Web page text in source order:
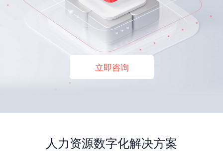
立即咨询
人力资源数字化解决方案